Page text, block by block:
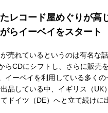
レコード屋めぐりが高
らイーベイをスタート
売れているというのは有名な
らCDにシフトし、さらに販売
イーベイを利用している多くの
出品している中、イギリス（UK
てドイツ（DE）へと立て続けに